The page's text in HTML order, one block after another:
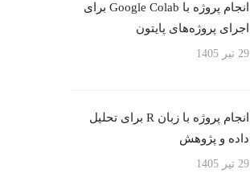
انجام پروژه با Google Colab برای
اجرای پروژه‌های پایتون
29 تیر 1405
انجام پروژه با زبان R برای تحلیل
داده و پژوهش
29 تیر 1405